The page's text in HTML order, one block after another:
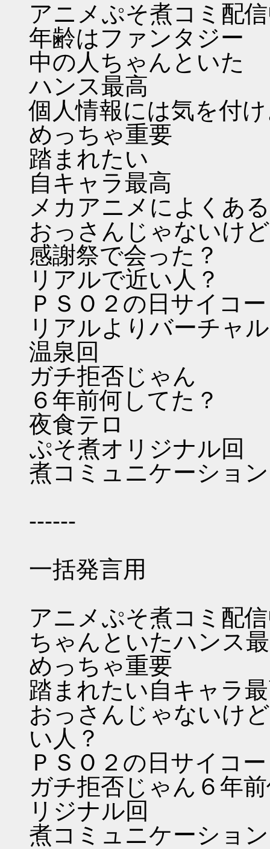
アニメぷそ煮コミ配
年齢はファンタジー
中の人ちゃんといた
ハンス最高
個人情報には気を付
めっちゃ重要
踏まれたい
自キャラ最高
メカアニメによくあ
おっさんじゃないけど
感謝祭で会った？
リアルで近い人？
ＰＳＯ２の日サイコー
リアルよりバーチャル
温泉回
ガチ拒否じゃん
６年前何してた？
夜食テロ
ぷそ煮オリジナル回
煮コミュニケーション
------
一括発言用
アニメぷそ煮コミ配
ちゃんといたハンス
めっちゃ重要
踏まれたい自キャラ
おっさんじゃないけ
い人？
ＰＳＯ２の日サイコ
ガチ拒否じゃん６年
リジナル回
煮コミュニケーション